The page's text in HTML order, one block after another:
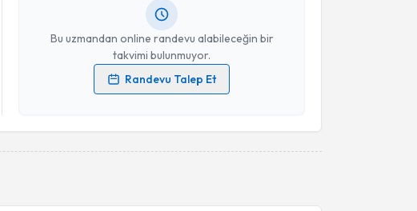
Bu uzmandan online randevu alabileceğin bir
takvimi bulunmuyor.
Randevu Talep Et
Kişisel verilerimin işlenmesine ilişkinAydınlatma Metni
işlenmesini kabul ediyorum.